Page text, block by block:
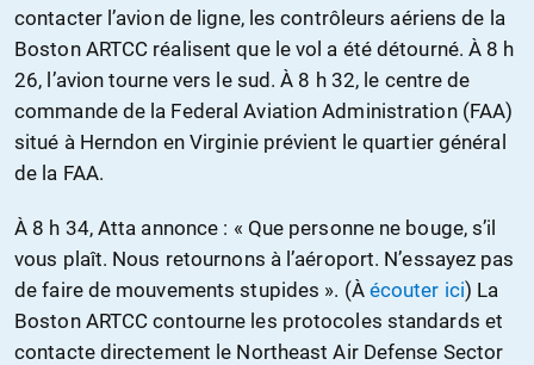
contacter l’avion de ligne, les contrôleurs aériens de la
Boston ARTCC réalisent que le vol a été détourné. À 8 h
26, l’avion tourne vers le sud. À 8 h 32, le centre de
commande de la Federal Aviation Administration (FAA)
situé à Herndon en Virginie prévient le quartier général
de la FAA.
À 8 h 34, Atta annonce : « Que personne ne bouge, s’il
vous plaît. Nous retournons à l’aéroport. N’essayez pas
de faire de mouvements stupides ». (À écouter ici) La
Boston ARTCC contourne les protocoles standards et
contacte directement le Northeast Air Defense Sector